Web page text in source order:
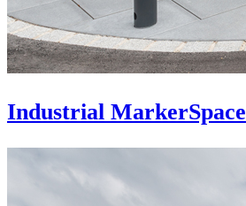
Industrial MarkerSpace